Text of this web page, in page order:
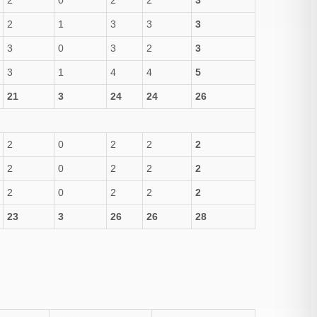
2 1 3 3 3
3 0 3 2 3
3 1 4 4 5
21 3 24 24 26
2 0 2 2 2
2 0 2 2 2
2 0 2 2 2
23 3 26 26 28